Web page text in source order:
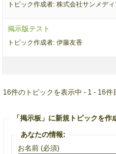
トピック作成者: 株式会社サンメディ
掲示版テスト
トピック作成者: 伊藤友香
16件のトピックを表示中 - 1 - 16件
「掲示板」に新規トピックを作
あなたの情報:
お名前 (必須)